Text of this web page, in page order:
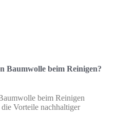
Baumwolle beim Reinigen?
beim Reinigen
Vorteile nachhaltiger